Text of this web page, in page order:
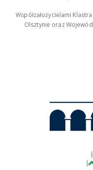
Współzałożycielami
Olsztynie oraz